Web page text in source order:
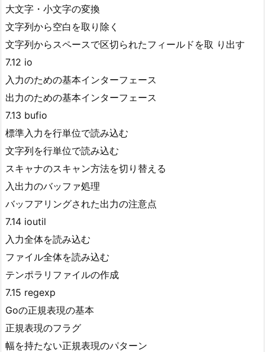
大文字・小文字の変換
文字列から空白を取り除く
文字列からスペースで区切られたフィールドを取 り出す
7.12 io
入力のための基本インターフェース
出力のための基本インターフェース
7.13 bufio
標準入力を行単位で読み込む
文字列を行単位で読み込む
スキャナのスキャン方法を切り替える
入出力のバッファ処理
バッフアリングされた出力の注意点
7.14 ioutil
入力全体を読み込む
ファイル全体を読み込む
テンポラリファイルの作成
7.15 regexp
Goの正規表現の基本
正規表現のフラグ
幅を持たない正規表現のパターン